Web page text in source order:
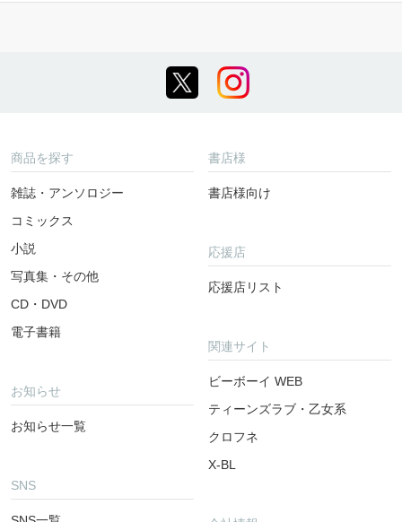
商品を探す
雑誌・アンソロジー
コミックス
小説
写真集・その他
CD・DVD
電子書籍
お知らせ
お知らせ一覧
SNS
書店様
書店様向け
応援店
応援店リスト
関連サイト
ビーボーイ WEB
ティーンズラブ・乙女系
クロフネ
X-BL